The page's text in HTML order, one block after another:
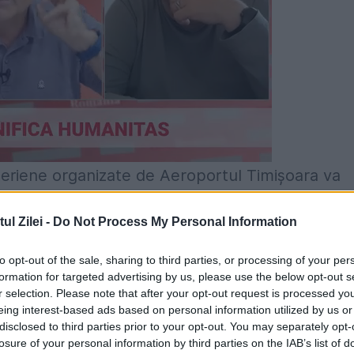
Zilei - Do Not Process My Personal Information
opt-out of the sale, sharing to third parties, or processing of your
for targeted advertising by us, please use the below opt-out
selection. Please note that after your opt-out request is processed
interest-based ads based on personal information utilized by us
to third parties prior to your opt-out. You may separately
of your personal information by third parties on the IAB’s list of
organizate de Aeroportul Timișoara va
Aeriene Române care vor fi prezenți cu
F16. Aeroclubul României va evolua
condusă de George Rotaru, cu parașutiștii
The Pelicans. Iacării Acrobați vor
o serie de acrobații aeriene dublate
asista la un concert susținut de trupa DJ